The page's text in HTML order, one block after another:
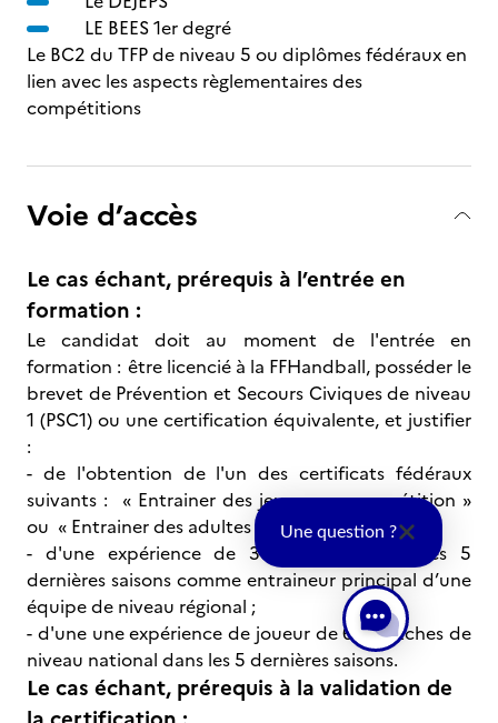
LE BEES 1er degré
Le BC2 du TFP de niveau 5 ou diplômes fédéraux en
lien avec les aspects règlementaires des
compétitions
Voie d’accès
Le cas échant, prérequis à l’entrée en
formation :
Le candidat doit au moment de l'entrée en
formation : être licencié à la FFHandball, posséder le
brevet de Prévention et Secours Civiques de niveau
1 (PSC1) ou une certification équivalente, et justifier
:
- de l'obtention de l'un des certificats fédéraux
suivants : « Entrainer des jeunes en compétition »
ou « Entrainer des adultes en compétition » ;
- d'une expérience de 30 matches dans les 5
dernières saisons comme entraineur principal d’une
équipe de niveau régional ;
- d'une une expérience de joueur de 60 matches de
niveau national dans les 5 dernières saisons.
Le cas échant, prérequis à la validation de
Une question ?